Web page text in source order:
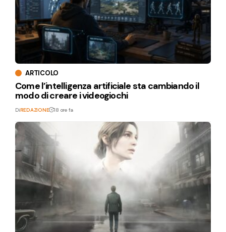
ARTICOLO
Come l’intelligenza artificiale sta cambiando il
modo di creare i videogiochi
DiREDAZIONE 18 ore fa